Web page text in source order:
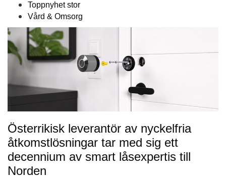
Toppnyhet stor
Vård & Omsorg
Österrikisk leverantör av nyckelfria
åtkomstlösningar tar med sig ett
decennium av smart låsexpertis till
Norden